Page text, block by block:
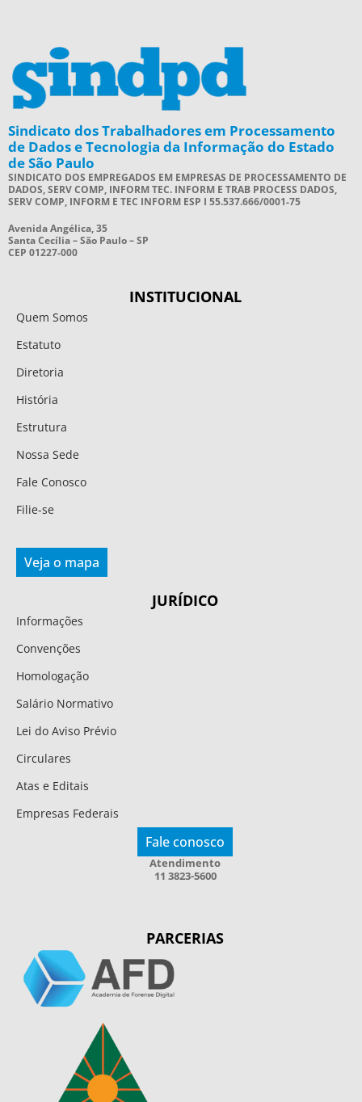
Sindicato dos Trabalhadores em Processamento
de Dados e Tecnologia da Informação do Estado
de São Paulo
SINDICATO DOS EMPREGADOS EM EMPRESAS DE PROCESSAMENTO DE
DADOS, SERV COMP, INFORM TEC. INFORM E TRAB PROCESS DADOS,
SERV COMP, INFORM E TEC INFORM ESP I 55.537.666/0001-75
Avenida Angélica, 35
Santa Cecília – São Paulo – SP
CEP 01227-000
INSTITUCIONAL
Quem Somos
Estatuto
Diretoria
História
Estrutura
Nossa Sede
Fale Conosco
Filie-se
Veja o mapa
JURÍDICO
Informações
Convenções
Homologação
Salário Normativo
Lei do Aviso Prévio
Circulares
Atas e Editais
Empresas Federais
Fale conosco
Atendimento
11 3823-5600
PARCERIAS